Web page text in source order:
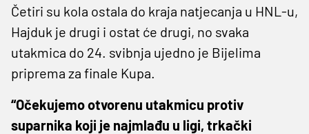
Četiri su kola ostala do kraja natjecanja u HNL-u,
Hajduk je drugi i ostat će drugi, no svaka
utakmica do 24. svibnja ujedno je Bijelima
priprema za finale Kupa.
“Očekujemo otvorenu utakmicu protiv
suparnika koji je najmlađu u ligi, trkački